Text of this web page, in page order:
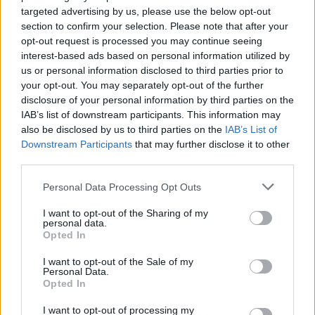
targeted advertising by us, please use the below opt-out
section to confirm your selection. Please note that after your
opt-out request is processed you may continue seeing
interest-based ads based on personal information utilized by
us or personal information disclosed to third parties prior to
your opt-out. You may separately opt-out of the further
disclosure of your personal information by third parties on the
IAB’s list of downstream participants. This information may
also be disclosed by us to third parties on the IAB’s List of
Downstream Participants that may further disclose it to other
Personal Data Processing Opt Outs
I want to opt-out of the Sharing of my
personal data.
Opted In
I want to opt-out of the Sale of my
Personal Data.
Opted In
I want to opt-out of processing my
ΡΟΗ ΕΙΔΗΣΕΩΝ
Γερμανία: Το Βερολίνο θα επεκτείνει την έρευνα για
την ασφάλεια από τα drones μετά το περιστατικό σε
αεροδρόμιο
Πειραιά – Περίπου 60.000 ταξίδεψαν Παρασκευή
και Σάββατο
Από τη Δυτική Αττική στη Νότια Γαλλία : Οι εμπειρίες
Ελλήνων και Γάλλων πυροσβεστών από τα πύρινα
μέτωπα